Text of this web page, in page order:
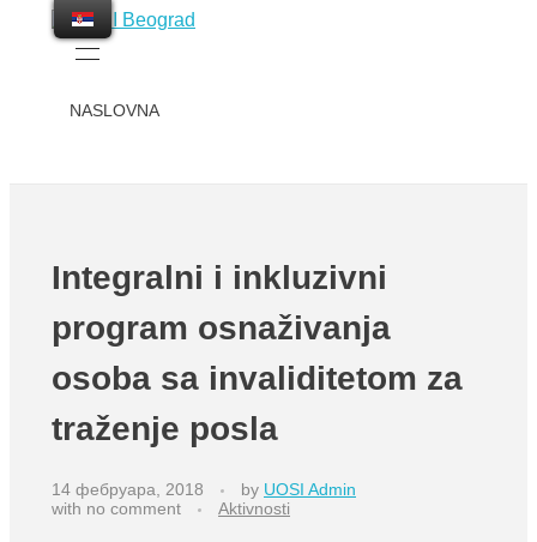
UOSI Beograd
Udruženje osoba sa invaliditetom Beograd
NASLOVNA
PARTNERI
TELEVIZIJA
Integralni i inkluzivni
program osnaživanja
osoba sa invaliditetom za
traženje posla
14 фебруара, 2018 by UOSI Admin
with no comment Aktivnosti